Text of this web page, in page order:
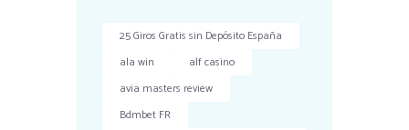
25 Giros Gratis sin Depósito España
ala win
alf casino
avia masters review
Bdmbet FR